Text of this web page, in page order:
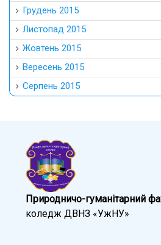
Грудень 2015
Листопад 2015
Жовтень 2015
Вересень 2015
Серпень 2015
Природничо-гуманітарний
коледж ДВНЗ «УжНУ»